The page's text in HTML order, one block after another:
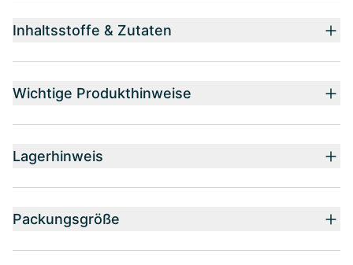
Inhaltsstoffe & Zutaten
Wichtige Produkthinweise
Lagerhinweis
Packungsgröße